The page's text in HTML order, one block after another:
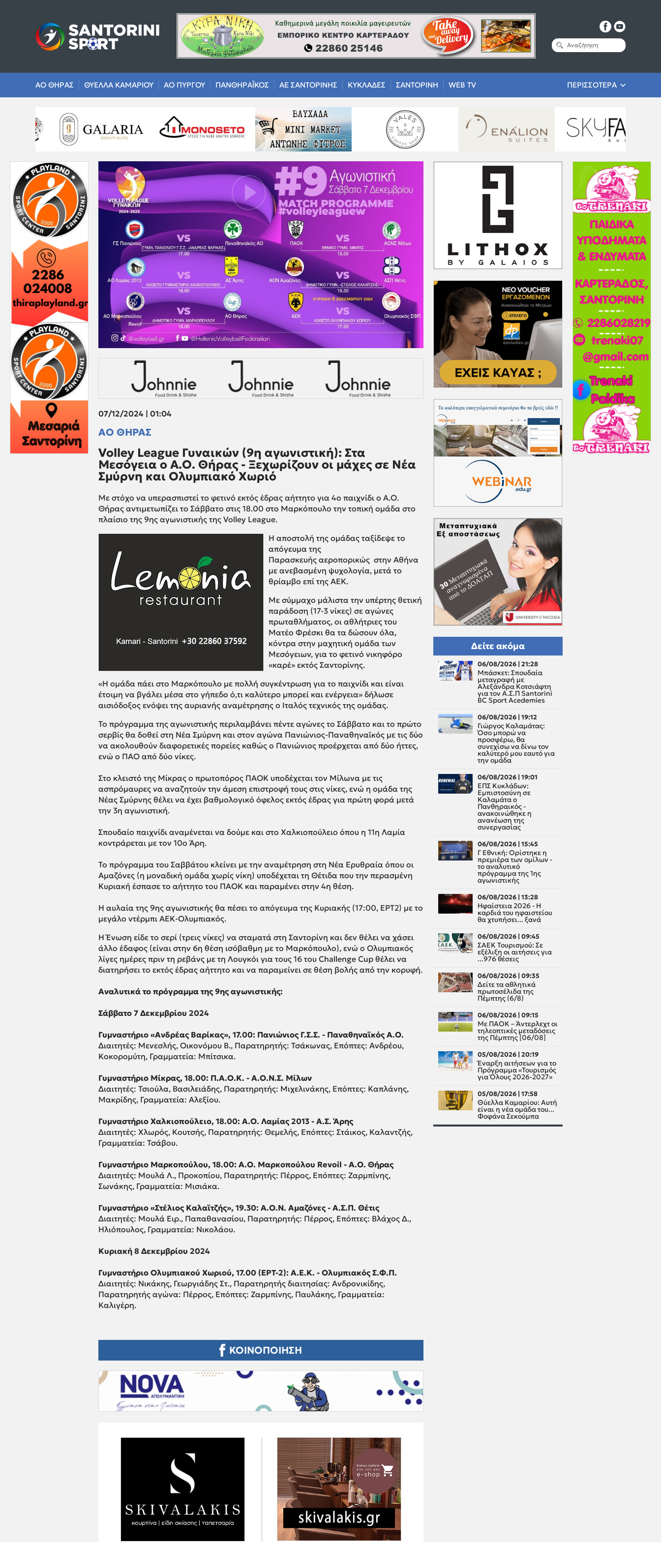
ΑΟ ΘΗΡΑΣ ΘΥΕΛΛΑ ΚΑΜΑΡΙΟΥ ΑΟ ΠΥΡΓΟΥ ΠΑΝΘΗΡΑΪΚΟΣ ΑΕ ΣΑΝΤΟΡΙΝΗΣ ΚΥΚΛΑΔΕΣ ΣΑΝΤΟΡΙΝΗ WEB TV ΠΕΡΙΣΣΟΤΕΡΑ
07/12/2024 | 01:04
ΑΟ ΘΗΡΑΣ
Volley League Γυναικών (9η αγωνιστική): Στα
Μεσόγεια ο Α.Ο. Θήρας - Ξεχωρίζουν οι μάχες σε Νέα
Σμύρνη και Ολυμπιακό Χωριό
Με στόχο να υπερασπιστεί το φετινό εκτός έδρας αήττητο για 4ο παιχνίδι ο Α.Ο.
Θήρας αντιμετωπίζει το Σάββατο στις 18.00 στο Μαρκόπουλο την τοπική ομάδα στο
πλαίσιο της 9ης αγωνιστικής της Volley League.
H αποστολή της ομάδας ταξίδεψε το
απόγευμα της
Παρασκευής αεροπορικώς στην Αθήνα
με ανεβασμένη ψυχολογία, μετά το
θρίαμβο επί της ΑΕΚ.
Με σύμμαχο μάλιστα την υπέρτης θετική
παράδοση (17-3 νίκες) σε αγώνες
πρωταθλήματος, οι αθλήτριες του
Ματέο Φρέσκι θα τα δώσουν όλα,
κόντρα στην μαχητική ομάδα των
Μεσόγειων, για το φετινό νικηφόρο
«καρέ» εκτός Σαντορίνης.
«Η ομάδα πάει στο Μαρκόπουλο με πολλή συγκέντρωση για το παιχνίδι και είναι
έτοιμη να βγάλει μέσα στο γήπεδο ό,τι καλύτερο μπορεί και ενέργεια» δήλωσε
αισιόδοξος ενόψει της αυριανής αναμέτρησης ο Ιταλός τεχνικός της ομάδας.
Το πρόγραμμα της αγωνιστικής περιλαμβάνει πέντε αγώνες το Σάββατο και το πρώτο
σερβίς θα δοθεί στη Νέα Σμύρνη και στον αγώνα Πανιώνιος-Παναθηναϊκός με τις δύο
να ακολουθούν διαφορετικές πορείες καθώς ο Πανιώνιος προέρχεται από δύο ήττες,
ενώ ο ΠΑΟ από δύο νίκες.
Στο κλειστό της Μίκρας ο πρωτοπόρος ΠΑΟΚ υποδέχεται τον Μίλωνα με τις
ασπρόμαυρες να αναζητούν την άμεση επιστροφή τους στις νίκες, ενώ η ομάδα της
Νέας Σμύρνης θέλει να έχει βαθμολογικό όφελος εκτός έδρας για πρώτη φορά μετά
την 3η αγωνιστική.
Σπουδαίο παιχνίδι αναμένεται να δούμε και στο Χαλκιοπούλειο όπου η 11η Λαμία
κοντράρεται με τον 10ο Άρη.
Το πρόγραμμα του Σαββάτου κλείνει με την αναμέτρηση στη Νέα Ερυθραία όπου οι
Αμαζόνες (η μοναδική ομάδα χωρίς νίκη) υποδέχεται τη Θέτιδα που την περασμένη
Κυριακή έσπασε το αήττητο του ΠΑΟΚ και παραμένει στην 4η θέση.
Η αυλαία της 9ης αγωνιστικής θα πέσει το απόγευμα της Κυριακής (17:00, ΕΡΤ2) με το
μεγάλο ντέρμπι ΑΕΚ-Ολυμπιακός.
Η Ένωση είδε το σερί (τρεις νίκες) να σταματά στη Σαντορίνη και δεν θέλει να χάσει
άλλο έδαφος (είναι στην 6η θέση ισόβαθμη με το Μαρκόπουλο), ενώ ο Ολυμπιακός
λίγες ημέρες πριν τη ρεβάνς με τη Λουγκόι για τους 16 του Challenge Cup θέλει να
διατηρήσει το εκτός έδρας αήττητο και να παραμείνει σε θέση βολής από την κορυφή.
Αναλυτικά το πρόγραμμα της 9ης αγωνιστικής:
Σάββατο 7 Δεκεμβρίου 2024
Γυμναστήριο «Ανδρέας Βαρίκας», 17.00: Πανιώνιος Γ.Σ.Σ. - Παναθηναϊκός Α.Ο.
Διαιτητές: Μενεσλής, Οικονόμου Β., Παρατηρητής: Τσάκωνας, Επόπτες: Ανδρέου,
Κοκορομύτη, Γραμματεία: Μπίτσικα.
Γυμναστήριο Μίκρας, 18.00: Π.Α.Ο.Κ. - Α.Ο.Ν.Σ. Μίλων
Διαιτητές: Τσιούλα, Βασιλειάδης, Παρατηρητής: Μιχελινάκης, Επόπτες: Καπλάνης,
Μακρίδης, Γραμματεία: Αλεξίου.
Γυμναστήριο Χαλκιοπούλειο, 18.00: Α.Ο. Λαμίας 2013 - Α.Σ. Άρης
Διαιτητές: Χλωρός, Κουτσής, Παρατηρητής: Θεμελής, Επόπτες: Στάικος, Καλαντζής,
Γραμματεία: Τσάβου.
Γυμναστήριο Μαρκοπούλου, 18.00: Α.Ο. Μαρκοπούλου Revoil - Α.Ο. Θήρας
Διαιτητές: Μουλά Λ., Προκοπίου, Παρατηρητής: Πέρρος, Επόπτες: Ζαρμπίνης,
Σωνάκης, Γραμματεία: Μισιάκα.
Γυμναστήριο «Στέλιος Καλαϊτζής», 19.30: Α.Ο.Ν. Αμαζόνες - Α.Σ.Π. Θέτις
Διαιτητές: Μουλά Ειρ., Παπαθανασίου, Παρατηρητής: Πέρρος, Επόπτες: Βλάχος Δ.,
Ηλιόπουλος, Γραμματεία: Νικολάου.
Κυριακή 8 Δεκεμβρίου 2024
Γυμναστήριο Ολυμπιακού Χωριού, 17.00 (ΕΡΤ-2): Α.Ε.Κ. - Ολυμπιακός Σ.Φ.Π.
Διαιτητές: Νικάκης, Γεωργιάδης Στ., Παρατηρητής διαιτησίας: Ανδρονικίδης,
Παρατηρητής αγώνα: Πέρρος, Επόπτες: Ζαρμπίνης, Παυλάκης, Γραμματεία:
Καλιγέρη.
ΚΟΙΝΟΠΟΙΗΣΗ
Δείτε ακόμα
06/08/2026 | 21:28
Μπάσκετ: Σπουδαία
μεταγραφή με
Αλεξάνδρα Κοτσιάφτη
για τον A.Σ.Π Santorini
BC Sport Acedemies
06/08/2026 | 19:12
Γιώργος Καλαμάτας:
Όσο μπορώ να
προσφέρω, θα
συνεχίσω να δίνω τον
καλύτερό μου εαυτό για
την ομάδα
06/08/2026 | 19:01
ΕΠΣ Κυκλάδων:
Εμπιστοσύνη σε
Καλαμάτα ο
Πανθηραικός -
ανακοινώθηκε η
ανανέωση της
συνεργασίας
06/08/2026 | 15:45
Γ Εθνική: Ορίστηκε η
πρεμιέρα των ομίλων -
το αναλυτικό
πρόγραμμα της 1ης
αγωνιστικής
06/08/2026 | 13:28
Ηφαίστεια 2026 - Η
καρδιά του ηφαιστείου
θα χτυπήσει... ξανά
06/08/2026 | 09:45
ΣΑΕΚ Τουρισμού: Σε
εξέλιξη οι αιτήσεις για
...976 θέσεις
06/08/2026 | 09:35
Δείτε τα αθλητικά
πρωτοσέλιδα της
Πέμπτης (6/8)
06/08/2026 | 09:15
Με ΠΑΟΚ – Άντερλεχτ οι
τηλεοπτικές μεταδόσεις
της Πέμπτης [06/08]
05/08/2026 | 20:19
Έναρξη αιτήσεων για το
Πρόγραμμα «Τουρισμός
για Όλους 2026-2027»
05/08/2026 | 17:58
Θύελλα Καμαρίου: Αυτή
είναι η νέα ομάδα του...
Φοφάνα Σεκούμπα